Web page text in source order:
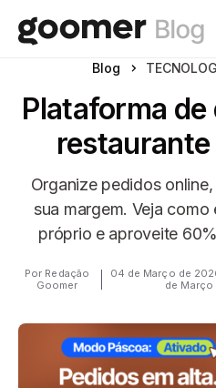
Blog
Plataforma
Organize pedidos
sua margem. Veja
próprio e aproveite
Por Redação
Goomer
04 de Março de
de